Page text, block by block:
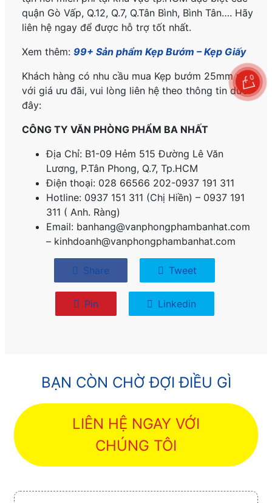
quận Gò Vấp, Q.12, Q.7, Q.Tân Bình, Bình Tân…. Hãy
liên hệ ngay để được hỗ trợ tốt nhất.
Xem thêm:99+ Sản phẩm Kẹp Bướm – Kẹp Giấy
Khách hàng có nhu cầu mua Kẹp bướm 25mm màu
với giá ưu đãi, vui lòng liên hệ theo thông tin dưới
đây:
CÔNG TY VĂN PHÒNG PHẨM BA NHẤT
Địa Chỉ: B1-09 Hẻm 515 Đường Lê Văn
Lương, P.Tân Phong, Q.7, Tp.HCM
Điện thoại: 028 66566 202-0937 191 311
Hotline: 0937 151 311 (Chị Hiền) – 0937 191
311 ( Anh. Ràng)
Email: banhang@vanphongphambanhat.com
– kinhdoanh@vanphongphambanhat.com
Share Tweet
Pin Linkedin
BẠN CÒN CHỜ ĐỢI ĐIỀU GÌ
LIÊN HỆ NGAY VỚI
CHÚNG TÔI
0